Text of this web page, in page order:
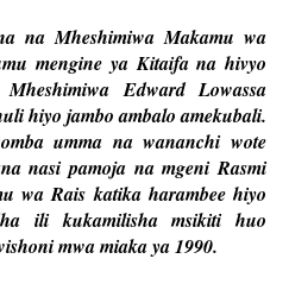
na Mheshimiwa Makamu wa
mengine ya Kitaifa na hivyo
Edward Lowassa
hiyo jambo ambalo amekubali.
umma na wananchi wote
nasi pamoja na mgeni Rasmi
wa Rais katika harambee hiyo
ili kukamilisha msikiti huo
mwa miaka ya 1990.